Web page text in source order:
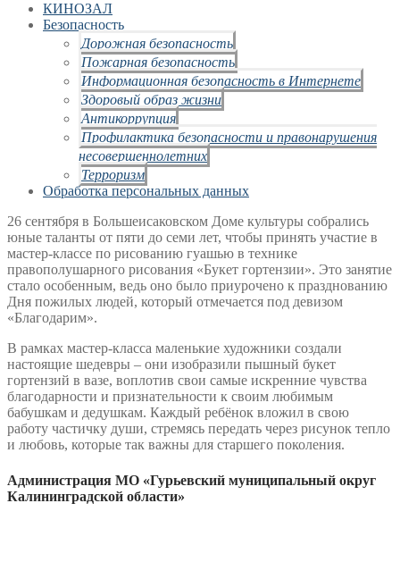
КИНОЗАЛ
Безопасность
Дорожная безопасность
Пожарная безопасность
Информационная безопасность в Интернете
Здоровый образ жизни
Антикоррупция
Профилактика безопасности и правонарушения
несовершеннолетних
Терроризм
Обработка персональных данных
26 сентября в Большеисаковском Доме культуры собрались
юные таланты от пяти до семи лет, чтобы принять участие в
мастер-классе по рисованию гуашью в технике
правополушарного рисования «Букет гортензии». Это занятие
стало особенным, ведь оно было приурочено к празднованию
Дня пожилых людей, который отмечается под девизом
«Благодарим».
В рамках мастер-класса маленькие художники создали
настоящие шедевры – они изобразили пышный букет
гортензий в вазе, воплотив свои самые искренние чувства
благодарности и признательности к своим любимым
бабушкам и дедушкам. Каждый ребёнок вложил в свою
работу частичку души, стремясь передать через рисунок тепло
и любовь, которые так важны для старшего поколения.
Администрация МО «Гурьевский муниципальный округ
Калининградской области»